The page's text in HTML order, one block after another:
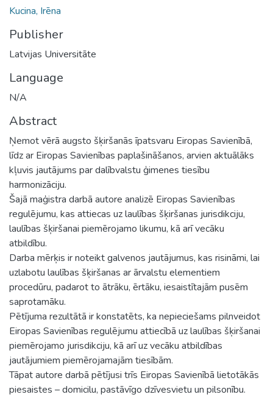
Kucina, Irēna
Publisher
Latvijas Universitāte
Language
N/A
Abstract
Ņemot vērā augsto šķiršanās īpatsvaru Eiropas Savienībā,
līdz ar Eiropas Savienības paplašināšanos, arvien aktuālāks
kļuvis jautājums par dalībvalstu ģimenes tiesību
harmonizāciju.
Šajā maģistra darbā autore analizē Eiropas Savienības
regulējumu, kas attiecas uz laulības šķiršanas jurisdikciju,
laulības šķiršanai piemērojamo likumu, kā arī vecāku
atbildību.
Darba mērķis ir noteikt galvenos jautājumus, kas risināmi, lai
uzlabotu laulības šķiršanas ar ārvalstu elementiem
procedūru, padarot to ātrāku, ērtāku, iesaistītajām pusēm
saprotamāku.
Pētījuma rezultātā ir konstatēts, ka nepieciešams pilnveidot
Eiropas Savienības regulējumu attiecībā uz laulības šķiršanai
piemērojamo jurisdikciju, kā arī uz vecāku atbildības
jautājumiem piemērojamajām tiesībām.
Tāpat autore darbā pētījusi trīs Eiropas Savienībā lietotākās
piesaistes – domicilu, pastāvīgo dzīvesvietu un pilsonību.